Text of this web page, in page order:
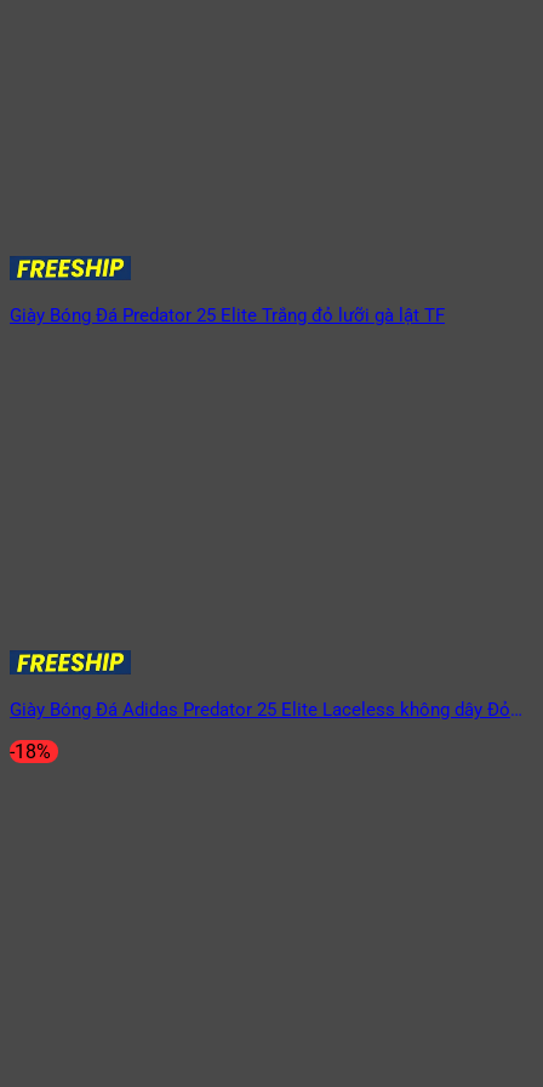
Giày Bóng Đá Predator 25 Elite Trắng đỏ lưỡi gà lật TF
Giày Bóng Đá Adidas Predator 25 Elite Laceless không dây Đỏ
-18%